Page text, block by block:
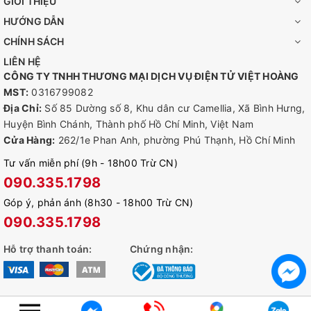
👉 Quan Sát Chi Tiết Phòng Của Bạn: Phạm Vi Quan Sát
Rộng Để Nắm Bắt Mọi Khoảnh Khắc.
👉 Chia Sẻ Mọi Khoảnh Khắc Đáng Nhớ:
Những khoảnh khắc đáng yêu và thú vị rất đáng để
chia sẻ, đặc biệt là với những người thân yêu ở xa. Lưu
giữ khoảnh khắc đáng nhớ hàng ngày và một phần của
HƯỚNG DẪN
CHÍNH SÁCH
LIÊN HỆ
CÔNG TY TNHH THƯƠNG MẠI DỊCH VỤ ĐIỆN TỬ VIỆT HOÀNG
MST: 0316799082
Địa Chỉ: Số 85 Dường số 8, Khu dân cư Camellia, Xã Bình Hưng,
Huyện Bình Chánh, Thành phố Hồ Chí Minh, Việt Nam
Cửa Hàng: 262/1e Phan Anh, phường Phú Thạnh, Hồ Chí Minh
Tư vấn miễn phí (9h - 18h00 Trừ CN)
090.335.1798
Góp ý, phản ánh (8h30 - 18h00 Trừ CN)
090.335.1798
Hỗ trợ thanh toán: Chứng nhận: